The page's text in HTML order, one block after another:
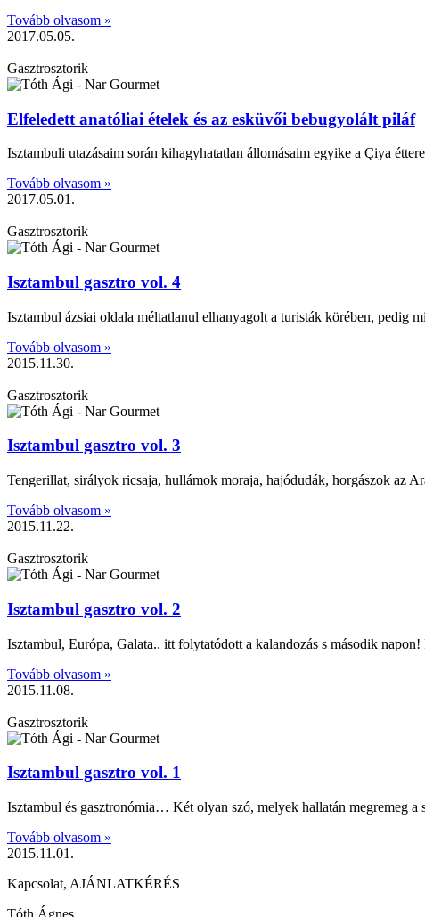
Tovább olvasom »
2017.05.05.
Gasztrosztorik
Elfeledett anatóliai ételek és az esküvői bebugyolált piláf
Isztambuli utazásaim során kihagyhatatlan állomásaim egyike a Çiya
Tovább olvasom »
2017.05.01.
Gasztrosztorik
Isztambul gasztro vol. 4
Isztambul ázsiai oldala méltatlanul elhanyagolt a turisták körében, pedig
Tovább olvasom »
2015.11.30.
Gasztrosztorik
Isztambul gasztro vol. 3
Tengerillat, sirályok ricsaja, hullámok moraja, hajódudák, horgászok az
Tovább olvasom »
2015.11.22.
Gasztrosztorik
Isztambul gasztro vol. 2
Isztambul, Európa, Galata.. itt folytatódott a kalandozás s második
Tovább olvasom »
2015.11.08.
Gasztrosztorik
Isztambul gasztro vol. 1
Isztambul és gasztronómia… Két olyan szó, melyek hallatán megremeg
Tovább olvasom »
2015.11.01.
Kapcsolat, AJÁNLATKÉRÉS
Tóth Ágnes